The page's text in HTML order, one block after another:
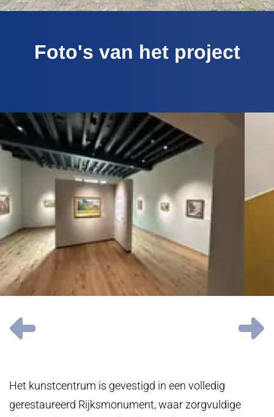
Foto's van het project
FOTO
OVERSLAAN
Vorige
Het kunstcentrum is gevestigd in een volledig
gerestaureerd Rijksmonument, waar zorgvuldige